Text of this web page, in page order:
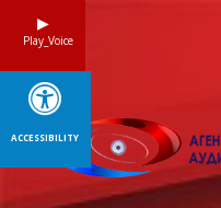
Play_Voice
ACCESSIBILITY